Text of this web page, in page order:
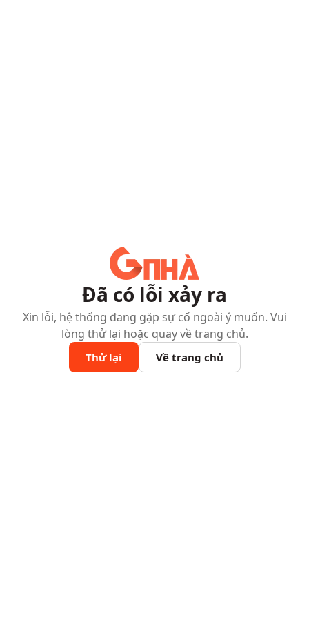
Đã có lỗi xảy ra
Xin lỗi, hệ thống đang gặp sự cố ngoài ý muốn. Vui
lòng thử lại hoặc quay về trang chủ.
Thử lại Về trang chủ